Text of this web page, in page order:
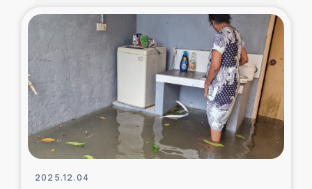
タイ国境ミャンマー移民子ども支援
漁民によるマングローブ植林活動
レバノンでのシリア難民への食糧・越冬支援
レバノンにおける緊急支援
レバノンでのシリア難民への教育支援事業
2025.12.04